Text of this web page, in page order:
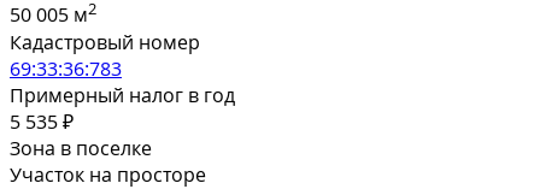
50 005 м2
Кадастровый номер
69:33:36:783
Примерный налог в год
5 535 ₽
Зона в поселке
Участок на просторе